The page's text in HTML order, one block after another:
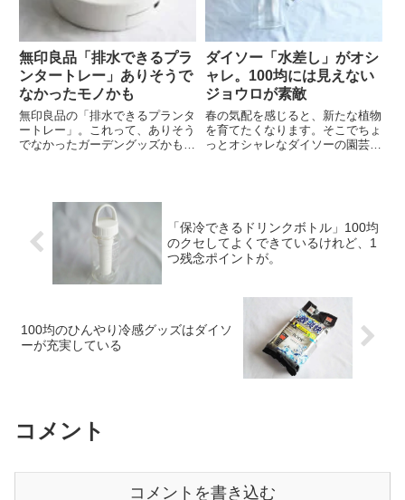
無印良品「排水できるプラ
ンタートレー」ありそうで
なかったモノかも
無印良品の「排水できるプランタ
ートレー」。これって、ありそう
でなかったガーデングッズかもし
植木鉢の下に置くトレーです。植
木鉢の下穴か出てくる余分な水
を...
ダイソー「水差し」がオシ
ャレ。100均には見えない
ジョウロが素敵
春の気配を感じると、新たな植物
を育てたくなります。そこでちょ
っとオシャレなダイソーの園芸グ
「保冷できるドリンクボトル」100均
のクセしてよくできているけれど、1
つ残念ポイントが。
100均のひんやり冷感グッズはダイソ
ーが充実している
コメント
コメントを書き込む